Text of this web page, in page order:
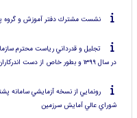
نشست مشترك دفتر آموزش و گروه
تجليل و قدرداني رياست محترم
در سال ۱۳۹۹ و بطور خاص از دست اندركاران مطالعات تدوين سند ملي امايش سرزمين
رونمايي از نسخه آزمايشي
شوراي عالي آمايش سرزمين